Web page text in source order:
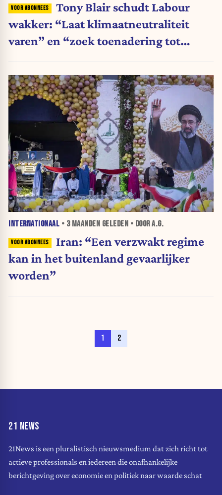
Tony Blair schudt Labour
wakker: “Laat klimaatneutraliteit
varen” en “zoek toenadering tot
INTERNATIONAAL • 3 MAANDEN GELEDEN • DOOR A.G.
Iran: “Een verzwakt regime
kan in het buitenland gevaarlijker
worden”
1 2
21 NEWS
21News is een pluralistisch nieuwsmedium dat zich richt tot
actieve professionals en iedereen die onafhankelijke
berichtgeving over economie en politiek naar waarde schat